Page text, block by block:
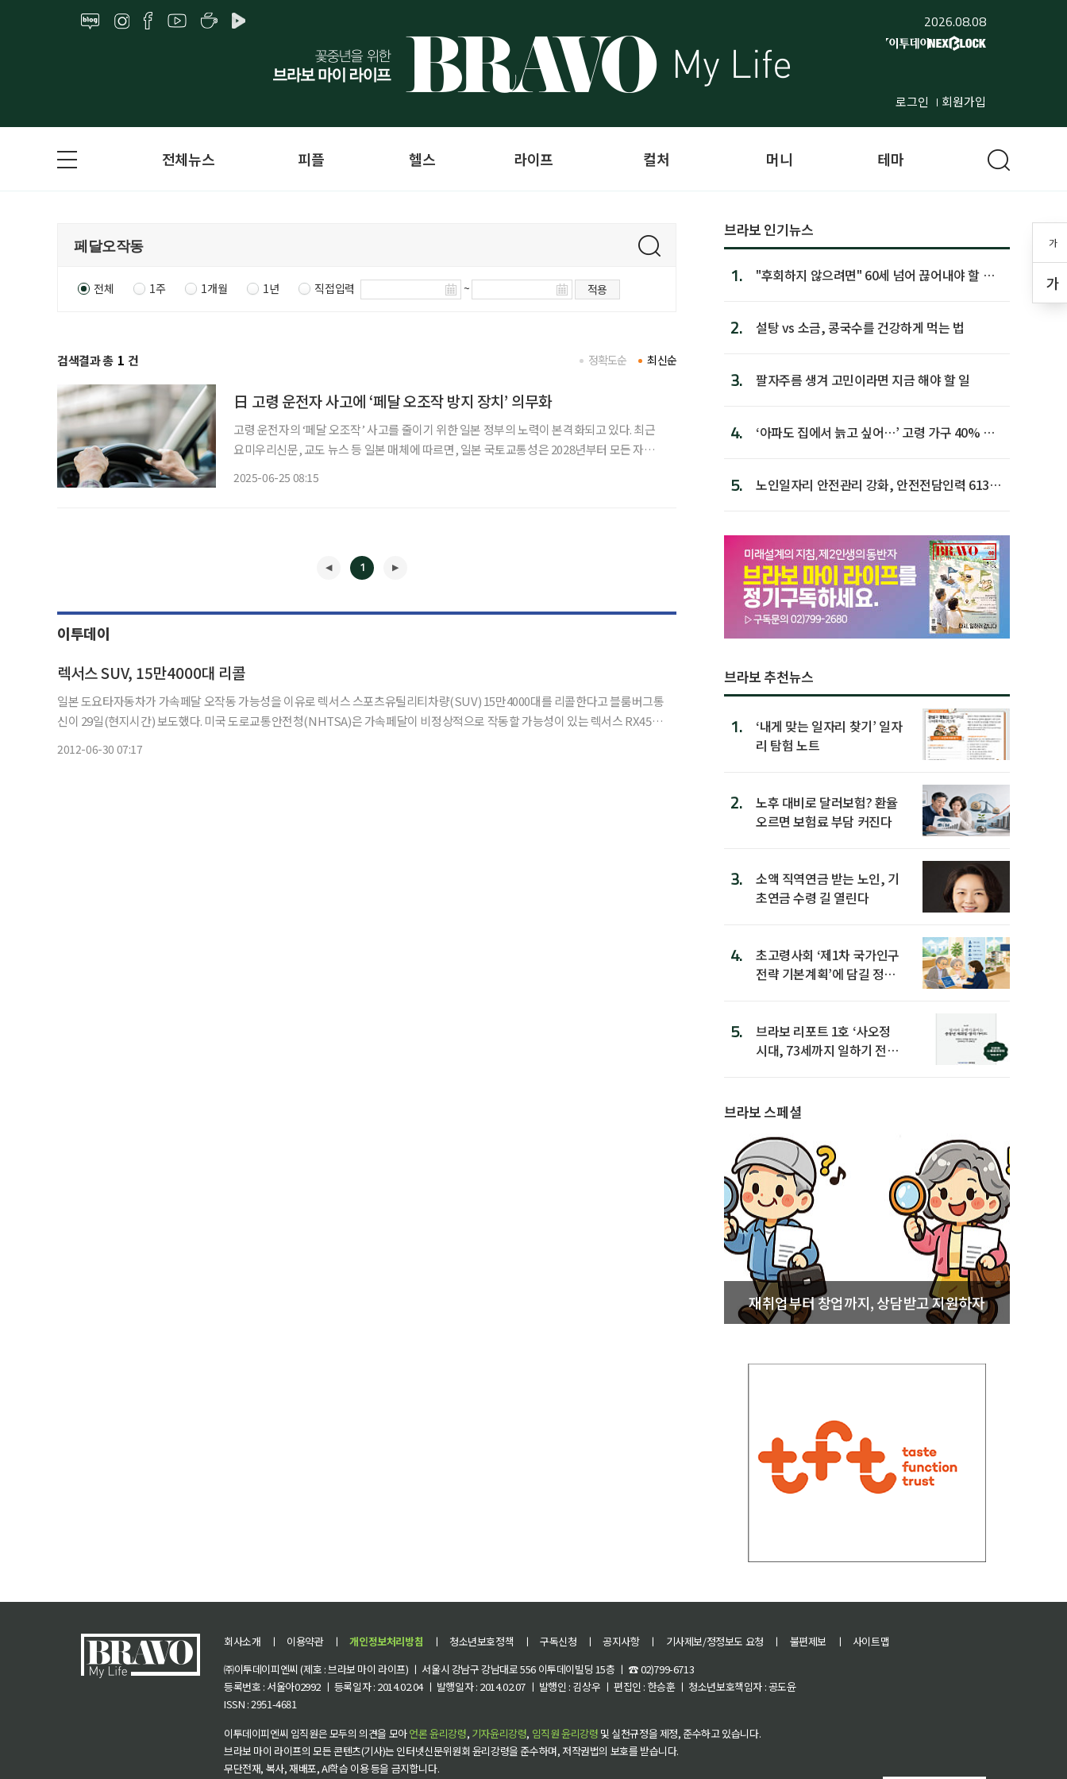
2026.08.08
로그인 회원가입
가
가
전체뉴스 피플 헬스 라이프 컬처 머니 테마
전체 1주 1개월 1년 직접입력 ~ 적용
검색결과 총 1 건 최신순
정확도순
日 고령 운전자 사고에 ‘페달 오조작 방지 장치’ 의무화
고령 운전자의 ‘페달 오조작’ 사고를 줄이기 위한 일본 정부의 노력이 본격화되고 있다. 최근
요미우리신문, 교도 뉴스 등 일본 매체에 따르면, 일본 국토교통성은 2028년부터 모든 자동
2025-06-25 08:15
1
이투데이
렉서스 SUV, 15만4000대 리콜
일본 도요타자동차가 가속페달 오작동 가능성을 이유로 렉서스 스포츠유틸리티차량(SUV) 15만4000대를 리콜한다고 블룸버그통
신이 29일(현지시간) 보도했다. 미국 도로교통안전청(NHTSA)은 가속페달이 비정상적으로 작동할 가능성이 있는 렉서스 RX450
2012-06-30 07:17
브라보 인기뉴스
1.
"후회하지 않으려면" 60세 넘어 끊어내야 할 사
2. 설탕 vs 소금, 콩국수를 건강하게 먹는 법
3. 팔자주름 생겨 고민이라면 지금 해야 할 일
4.
‘아파도 집에서 늙고 싶어…’ 고령 가구 40% 노
5.
노인일자리 안전관리 강화, 안전전담인력 613명
브라보 추천뉴스
1.
‘내게 맞는 일자리 찾기’ 일자
리 탐험 노트
2.
노후 대비로 달러보험? 환율
오르면 보험료 부담 커진다
3.
소액 직역연금 받는 노인, 기
초연금 수령 길 열린다
4.
초고령사회 ‘제1차 국가인구
전략 기본계획’에 담길 정책
5.
브라보 리포트 1호 ‘사오정
시대, 73세까지 일하기 전략’
브라보 스페셜
재취업부터 창업까지, 상담받고 지원하자
회사소개 ㅣ 이용약관 ㅣ 개인정보처리방침 ㅣ 청소년보호정책 ㅣ 구독신청 ㅣ 공지사항 ㅣ 기사제보/정정보도 요청 ㅣ 불편제보 ㅣ
사이트맵
㈜이투데이피엔씨 (제호 : 브라보 마이 라이프) ㅣ 서울시 강남구 강남대로 556 이투데이빌딩 15층 ㅣ ☎ 02)799-6713
등록번호 : 서울아02992 ㅣ 등록일자 : 2014.02.04 ㅣ 발행일자 : 2014.02.07 ㅣ 발행인 : 김상우 ㅣ 편집인 : 한승훈 ㅣ 청소년보호책임자 : 공도윤
ISSN : 2951-4681
이투데이피엔씨 임직원은 모두의 의견을 모아언론 윤리강령, 기자윤리강령, 임직원 윤리강령 및 실천규정을 제정, 준수하고 있습니다.
브라보 마이 라이프의 모든 콘텐츠(기사)는 인터넷신문위원회 윤리강령을 준수하며, 저작권법의 보호를 받습니다.
무단전재, 복사, 재배포, AI학습 이용 등을 금지합니다.